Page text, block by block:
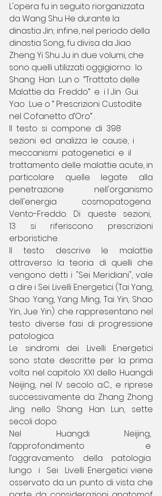
L'opera fu in seguito riorganizzata
da Wang Shu He durante la
dinastia Jin; infine, nel periodo della
dinastia Song, fu divisa da Jiao
Zheng Yi Shu Ju in due volumi, che
sono quelli utilizzati oggigiorno:  lo
Shang  Han  Lun o  “Trattato delle
Malattie da  Freddo”  e  i l Jin  Gui
Yao  Lue o “ Prescrizioni Custodite
nel Cofanetto d’Oro” .
Il  testo  si  compone  di  398
sezioni  ed  analizza  le  cause,  i
meccanismi  patogenetici  e  il
trattamento delle malattie acute, in
particolare quelle legate alla
penetrazione nell'organismo
dell'energia  cosmopatogena
Vento-Freddo.  Di  queste  sezioni,
13  si  riferiscono  prescrizioni
erboristiche.
Il testo descrive le malattie
attraverso la teoria di quelli che
vengono detti i "Sei Meridiani", vale
a dire i Sei Livelli Energetici (Tai Yang,
Shao Yang, Yang Ming, Tai Yin, Shao
Yin, Jue Yin) che rappresentano nel
testo diverse fasi di progressione
patologica.
Le sindromi dei Livelli Energetici
sono state descritte per la prima
volta nel capitolo XXI dello Huangdi
Neijing, nel IV secolo a.C., e riprese
successivamente da Zhang Zhong
Jing nello Shang Han Lun, sette
secoli dopo.
Nel  Huangdi  Neijing,
l’approfondimento  e
l’aggravamento  della  patologia
lungo  i  Sei  Livelli Energetici viene
osservato da un punto di vista che